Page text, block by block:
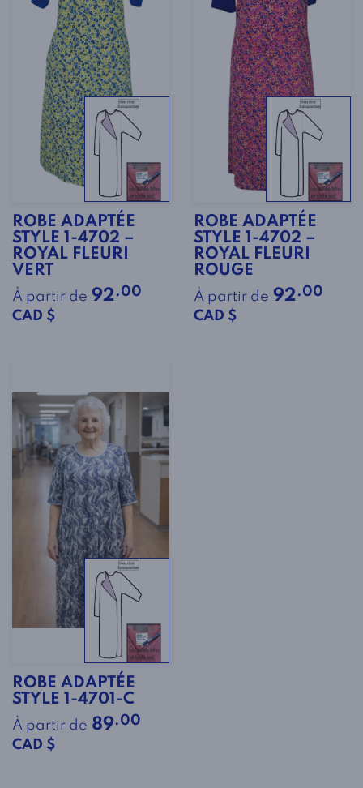
ROBE ADAPTÉE
STYLE 1-4702 –
ROYAL FLEURI
VERT
À partir de 92.00
CAD $
ROBE ADAPTÉE
STYLE 1-4702 –
ROYAL FLEURI
ROUGE
À partir de 92.00
CAD $
ROBE ADAPTÉE
STYLE 1-4701-C
À partir de 89.00
CAD $